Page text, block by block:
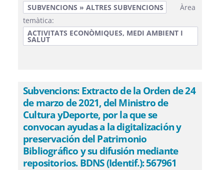
SUBVENCIONS » ALTRES SUBVENCIONS
Àrea
temàtica:
ACTIVITATS ECONÒMIQUES, MEDI AMBIENT I
SALUT
Subvencions: Extracto de la Orden de 24
de marzo de 2021, del Ministro de
Cultura yDeporte, por la que se
convocan ayudas a la digitalización y
preservación del Patrimonio
Bibliográfico y su difusión mediante
repositorios. BDNS (Identif.): 567961